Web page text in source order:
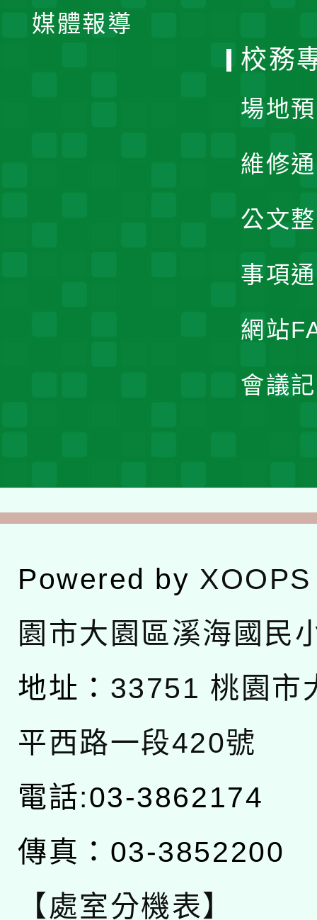
媒體報導
校務
場地
維修
公文
事項
網站
會議
Powered by XOOPS
園市大園區溪海國民
地址： 33751 桃園市
平西路一段420號
電話:03-3862174
傳真：03-3852200
【處室分機表】